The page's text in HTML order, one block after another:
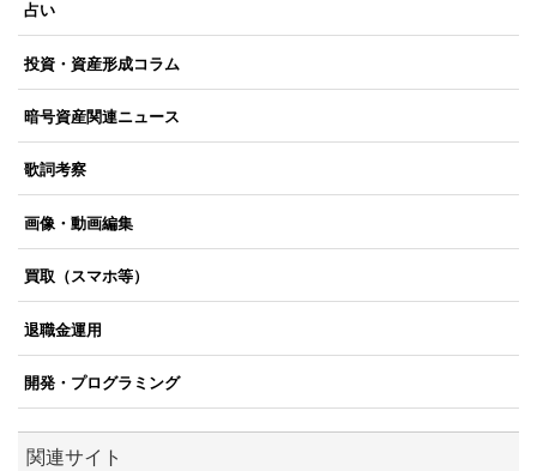
占い
投資・資産形成コラム
暗号資産関連ニュース
歌詞考察
画像・動画編集
買取（スマホ等）
退職金運用
開発・プログラミング
関連サイト